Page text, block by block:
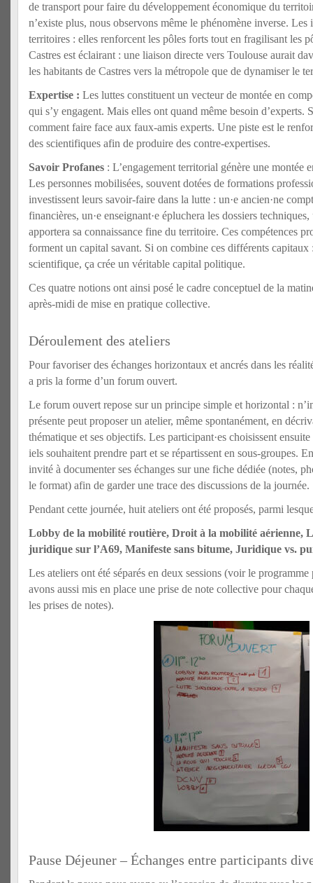
de transport pour faire du développement économique du
n’existe plus, nous observons même le phénomène inverse.
territoires : elles renforcent les pôles forts tout en fragilisant les
Castres est éclairant : une liaison directe vers Toulouse aurait
les habitants de Castres vers la métropole que de dynamiser le
Expertise : Les luttes constituent un vecteur de montée en
qui s’y engagent. Mais elles ont quand même besoin d’experts.
comment faire face aux faux-amis experts. Une piste est le
des scientifiques afin de produire des contre-expertises.
Savoir Profanes : L’engagement territorial génère une montée
Les personnes mobilisées, souvent dotées de formations
investissent leurs savoir-faire dans la lutte : un·e ancien·ne
financières, un·e enseignant·e épluchera les dossiers techniques,
apportera sa connaissance fine du territoire. Ces compétences
forment un capital savant. Si on combine ces différents
scientifique, ça crée un véritable capital politique.
Ces quatre notions ont ainsi posé le cadre conceptuel de la
après-midi de mise en pratique collective.
Déroulement des ateliers
Pour favoriser des échanges horizontaux et ancrés dans les
a pris la forme d’un forum ouvert.
Le forum ouvert repose sur un principe simple et horizontal :
présente peut proposer un atelier, même spontanément, en
thématique et ses objectifs. Les participant·es choisissent
iels souhaitent prendre part et se répartissent en sous-groupes.
invité à documenter ses échanges sur une fiche dédiée (notes,
le format) afin de garder une trace des discussions de la journée.
Pendant cette journée, huit ateliers ont été proposés, parmi
Lobby de la mobilité routière, Droit à la mobilité aérienne,
juridique sur l’A69, Manifeste sans bitume, Juridique vs.
Les ateliers ont été séparés en deux sessions (voir le
avons aussi mis en place une prise de note collective pour
les prises de notes).
Pause Déjeuner – Échanges entre participants